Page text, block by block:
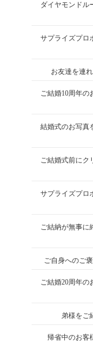
ダイヤモンドル
サプライズプロ
お友達を連
ご結婚10周年の
結婚式のお写真
ご結婚式前にク
サプライズプロ
ご結納が無事に
ご自身へのご
ご結婚20周年の
弟様をご
帰省中のお客